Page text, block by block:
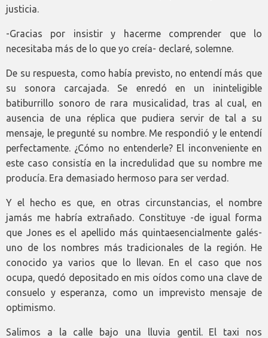
justicia.
-Gracias por insistir y hacerme comprender que lo
necesitaba más de lo que yo creía- declaré, solemne.
De su respuesta, como había previsto, no entendí más que
su sonora carcajada. Se enredó en un ininteligible
batiburrillo sonoro de rara musicalidad, tras al cual, en
ausencia de una réplica que pudiera servir de tal a su
mensaje, le pregunté su nombre. Me respondió y le entendí
perfectamente. ¿Cómo no entenderle? El inconveniente en
este caso consistía en la incredulidad que su nombre me
producía. Era demasiado hermoso para ser verdad.
Y el hecho es que, en otras circunstancias, el nombre
jamás me habría extrañado. Constituye -de igual forma
que Jones es el apellido más quintaesencialmente galés-
uno de los nombres más tradicionales de la región. He
conocido ya varios que lo llevan. En el caso que nos
ocupa, quedó depositado en mis oídos como una clave de
consuelo y esperanza, como un imprevisto mensaje de
optimismo.
Salimos a la calle bajo una lluvia gentil. El taxi nos